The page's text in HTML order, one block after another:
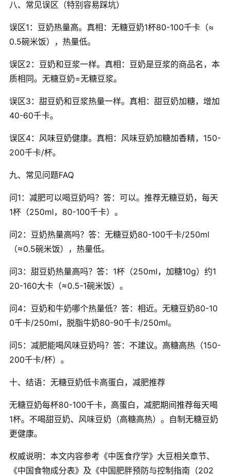
八、常见误区（特别容易踩坑）
误区1：豆奶热量高。真相：无糖豆奶1杯80-100千卡（≈
0.5碗米饭），热量低。
误区2：豆奶和豆浆一样。真相：豆奶是豆浆的商品名，本
质相同。无糖豆奶=无糖豆浆。
误区3：甜豆奶和豆浆热量一样。真相：甜豆奶加糖，增加
40-60千卡。
误区4：风味豆奶健康。真相：风味豆奶加糖加香精，150-
200千卡/杯。
九、常见问题FAQ
问1：减肥可以喝豆奶吗？答：可以。推荐无糖豆奶，每天
1杯（250ml，80-100千卡）。
问2：豆奶热量高吗？答：无糖豆奶80-100千卡/250ml
（≈0.5碗米饭），热量低。
问3：甜豆奶热量高吗？答：1杯（250ml，加糖10g）约1
20-160大卡（≈0.5-1碗米饭）。
问4：豆奶和牛奶哪个热量低？答：相近。无糖豆奶80-10
0千卡/250ml，脱脂牛奶80-90千卡/250ml。
问5：减肥能喝风味豆奶吗？答：不建议。高糖高热（150-
200千卡/杯）。
十、结语：无糖豆奶低卡高蛋白，减肥推荐
无糖豆奶每杯80-100千卡，高蛋白，减肥期间推荐每天喝
1杯。不喝甜豆奶、风味豆奶（高糖高热）。自制无糖豆奶
更健康。
权威说明：本文内容参考《中医食疗学》大豆相关章节、
《中国食物成分表》及《中国肥胖预防与控制指南（202